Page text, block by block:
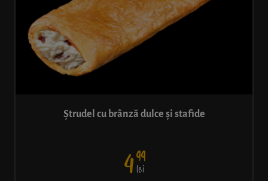
Ștrudel cu brânză dulce și stafide
499
lei